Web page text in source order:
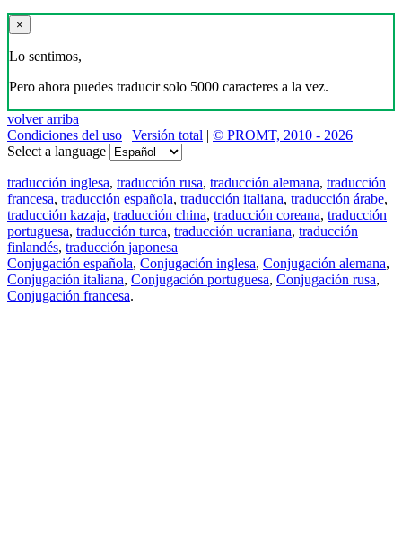
×
Lo sentimos,
Pero ahora puedes traducir solo 5000 caracteres a la vez.
volver arriba
Condiciones del uso | Versión total | © PROMT, 2010 - 2026
Select a language
traducción inglesa, traducción rusa, traducción alemana, traducción
francesa, traducción española, traducción italiana, traducción árabe,
traducción kazaja, traducción china, traducción coreana, traducción
portuguesa, traducción turca, traducción ucraniana, traducción
finlandés, traducción japonesa
Conjugación española, Conjugación inglesa, Conjugación alemana,
Conjugación italiana, Conjugación portuguesa, Conjugación rusa,
Conjugación francesa.